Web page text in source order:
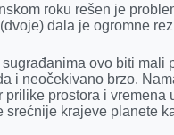
roku rešen je
dala je ogromne
ovo biti
i neočekivano brzo.
prilike prostora i
srećnije krajeve planete